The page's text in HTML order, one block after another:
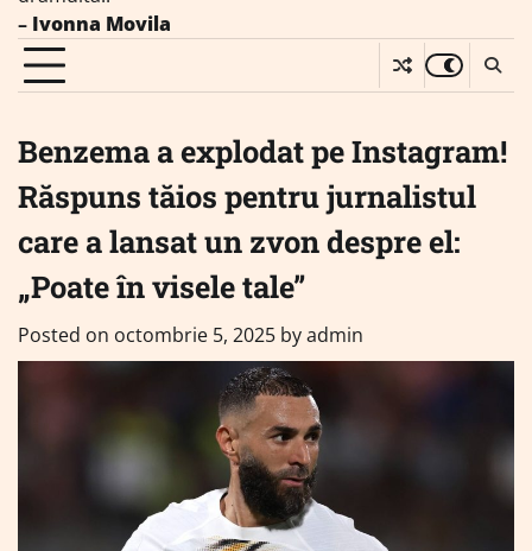
– Ivonna Movila
Benzema a explodat pe Instagram!
Răspuns tăios pentru jurnalistul
care a lansat un zvon despre el:
„Poate în visele tale”
Posted on octombrie 5, 2025 byadmin